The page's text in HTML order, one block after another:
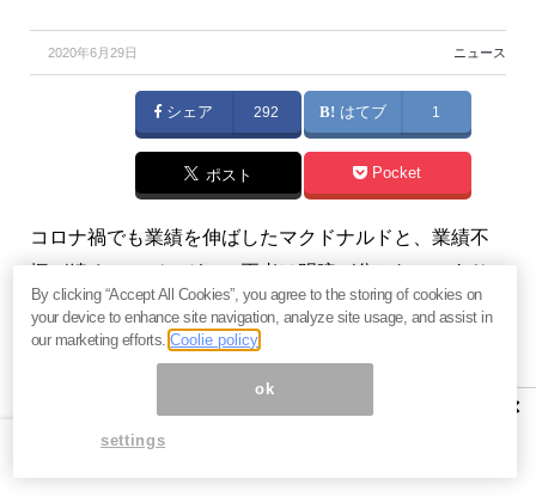
2020年6月29日 ニュース
シェア 292 はてブ 1
ポスト Pocket
コロナ禍でも業績を伸ばしたマクドナルドと、業績不
振が続くモスバーガー。両者は明暗が分かれつつあり
ます。モスバーガーの経営が惜しいのは、マーケティ
ングのやり方を間違っているせいだと思います。
×
By clicking “Accept All Cookies”, you agree to the storing of cookies on
your device to enhance site navigation, analyze site usage, and assist in
our marketing efforts.Coolie policy
ok
settings